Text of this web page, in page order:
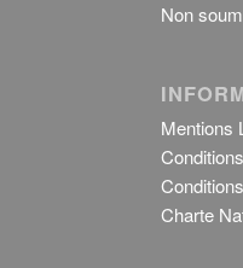
Non
Mentions
Charte